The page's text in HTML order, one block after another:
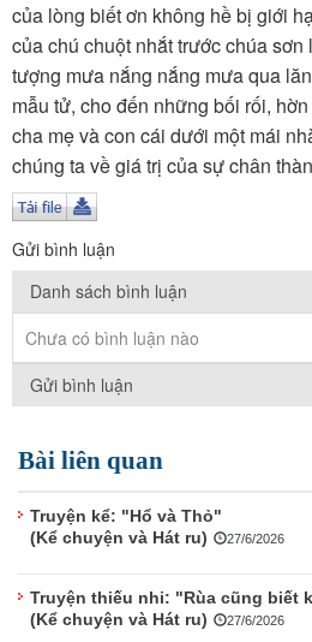
Kết nối VOV6
TÌM KIẾM
Vận hành bởi QI Corp
của lòng biết ơn không hề bị giới
của chú chuột nhắt trước chúa
tượng mưa nắng nắng mưa qua
mẫu tử, cho đến những bối rối,
cha mẹ và con cái dưới một mái
chúng ta về giá trị của sự chân
Gửi bình luận
Danh sách bình luận
Chưa có bình luận nào
Gửi bình luận
Bài liên quan
Truyện kể: "Hổ và Thỏ"
(Kể chuyện và Hát ru)
27/6/2026
Truyện thiếu nhi: "Rùa cũng biết
(Kể chuyện và Hát ru)
27/6/2026